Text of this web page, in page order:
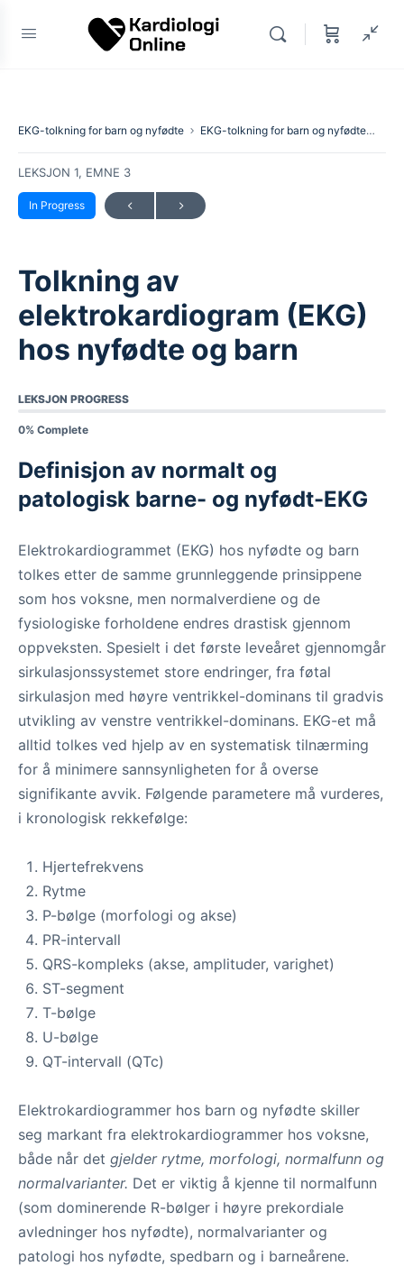
EKG-tolkning for barn og nyfødte EKG-tolkning for barn og nyfødte
LEKSJON 1, EMNE 3
In Progress
Tolkning av
elektrokardiogram (EKG)
hos nyfødte og barn
LEKSJON PROGRESS
0% Complete
Definisjon av normalt og
patologisk barne- og nyfødt-EKG
Elektrokardiogrammet (EKG) hos nyfødte og barn
tolkes etter de samme grunnleggende prinsippene
som hos voksne, men normalverdiene og de
fysiologiske forholdene endres drastisk gjennom
oppveksten. Spesielt i det første leveåret gjennomgår
sirkulasjonssystemet store endringer, fra føtal
sirkulasjon med høyre ventrikkel-dominans til gradvis
utvikling av venstre ventrikkel-dominans. EKG-et må
alltid tolkes ved hjelp av en systematisk tilnærming
for å minimere sannsynligheten for å overse
signifikante avvik. Følgende parametere må vurderes,
i kronologisk rekkefølge:
Hjertefrekvens
Rytme
P-bølge (morfologi og akse)
PR-intervall
QRS-kompleks (akse, amplituder, varighet)
ST-segment
T-bølge
U-bølge
QT-intervall (QTc)
Elektrokardiogrammer hos barn og nyfødte skiller
seg markant fra elektrokardiogrammer hos voksne,
både når det gjelder rytme, morfologi, normalfunn og
normalvarianter. Det er viktig å kjenne til normalfunn
(som dominerende R-bølger i høyre prekordiale
avledninger hos nyfødte), normalvarianter og
patologi hos nyfødte, spedbarn og i barneårene.